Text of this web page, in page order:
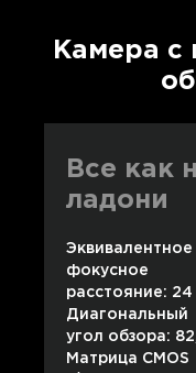
Камера с
Все как
ладони
Эквивалентное
фокусное
расстояние: 24
Диагональный
угол обзора:
Матрица CMOS